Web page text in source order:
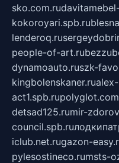
sko.com.ru
kokoroyari.spb.ru
lenderoq.ru
people-of-art.ru
dynamoauto.ruszk-
kingbolenskaner.ru
act1.spb.ru
detsad125.rumir-
council.spb.ru
iclub.net.rugazon-
pylesostineco.rumsts-